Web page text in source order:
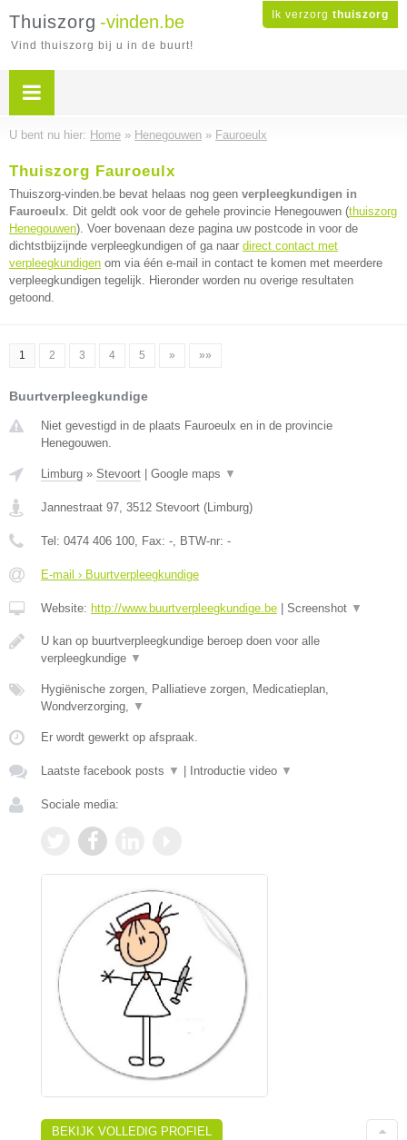
Ik verzorg thuiszorg
Thuiszorg -vinden.be
Vind thuiszorg bij u in de buurt!
U bent nu hier: Home » Henegouwen » Fauroeulx
Thuiszorg Fauroeulx
Thuiszorg-vinden.be bevat helaas nog geen verpleegkundigen in
Fauroeulx. Dit geldt ook voor de gehele provincie Henegouwen (thuiszorg
Henegouwen). Voer bovenaan deze pagina uw postcode in voor de
dichtstbijzijnde verpleegkundigen of ga naar direct contact met
verpleegkundigen om via één e-mail in contact te komen met meerdere
verpleegkundigen tegelijk. Hieronder worden nu overige resultaten
getoond.
1 2 3 4 5 » »»
Buurtverpleegkundige
Niet gevestigd in de plaats Fauroeulx en in de provincie
Henegouwen.
Limburg » Stevoort Google maps ▼
Jannestraat 97, 3512 Stevoort (Limburg)
Tel: 0474 406 100, Fax: -, BTW-nr: -
E-mail › Buurtverpleegkundige
Website: http://www.buurtverpleegkundige.be Screenshot ▼
U kan op buurtverpleegkundige beroep doen voor alle
verpleegkundige ▼
Hygiënische zorgen, Palliatieve zorgen, Medicatieplan,
Wondverzorging, ▼
Er wordt gewerkt op afspraak.
Laatste facebook posts ▼ Introductie video ▼
Sociale media:
BEKIJK VOLLEDIG PROFIEL